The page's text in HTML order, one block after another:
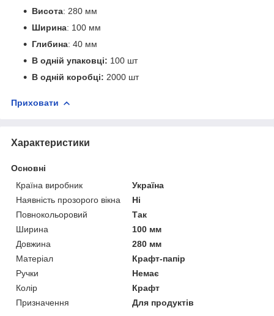
Висота: 280 мм
Ширина: 100 мм
Глибина: 40 мм
В одній упаковці: 100 шт
В одній коробці: 2000 шт
Приховати
Характеристики
Основні
Країна виробник
Україна
Наявність прозорого вікна
Ні
Повнокольоровий
Так
Ширина
100 мм
Довжина
280 мм
Матеріал
Крафт-папір
Ручки
Немає
Колір
Крафт
Призначення
Для продуктів